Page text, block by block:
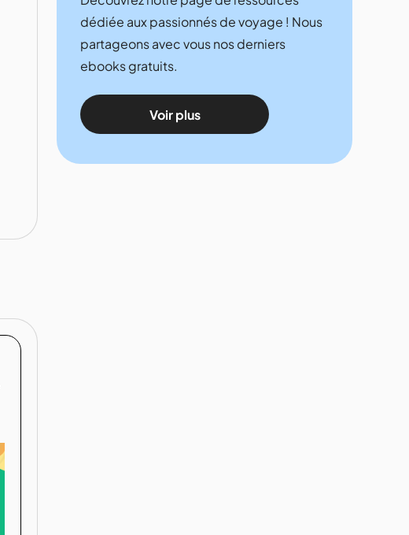
dédiée aux passionnés de voyage ! Nous
partageons avec vous nos derniers
ebooks gratuits.
Voir plus